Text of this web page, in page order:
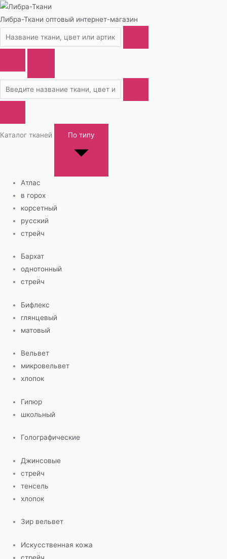
Либра-Ткани оптовый интернет-магазин
Каталог тканей По типу
Атлас
в горох
корсетный
русский
стрейч
Бархат
однотонный
стрейч
Бифлекс
глянцевый
матовый
Вельвет
микровельвет
хлопок
Гипюр
школьный
Голографические
Джинсовые
стрейч
тенсель
хлопок
Зир вельвет
Искусственная кожа